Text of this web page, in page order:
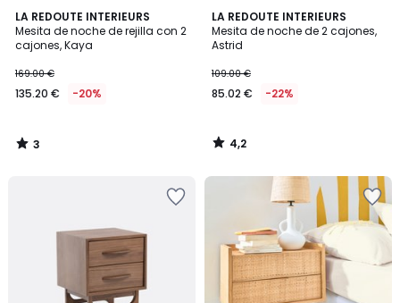
LA REDOUTE INTERIEURS
Mesita de noche de rejilla con 2
cajones, Kaya
€
en
de
169.00
169.00 €
135.20 € -20%
3
/
5
3
/
LA REDOUTE INTERIEURS
Mesita de noche de 2 cajones,
Astrid
109.00 €
85.02 € -22%
4,2
/ 5
4,2
/